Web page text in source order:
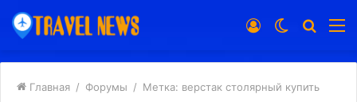
Switch
Войти
Главная / Форумы / Метка: верстак столярный купить